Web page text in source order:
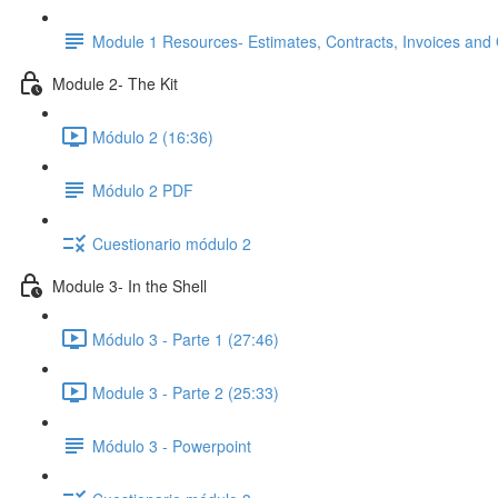
Module 1 Resources- Estimates, Contracts, Invoices and
Module 2- The Kit
Módulo 2 (16:36)
Módulo 2 PDF
Cuestionario módulo 2
Module 3- In the Shell
Módulo 3 - Parte 1 (27:46)
Module 3 - Parte 2 (25:33)
Módulo 3 - Powerpoint